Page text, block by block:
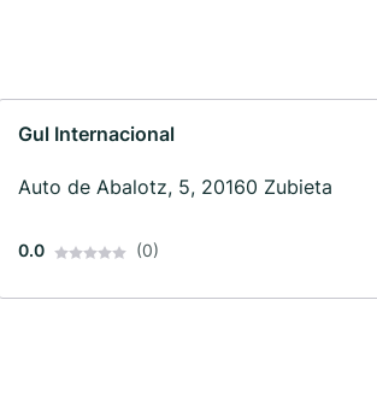
Gul Internacional
Auto de Abalotz, 5, 20160 Zubieta
0.0 (0)